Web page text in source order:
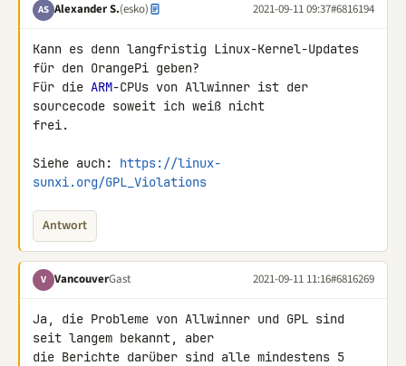
AS Alexander S.(esko) 2021-09-11 09:37#6816194
Kann es denn langfristig Linux-Kernel-Updates
für den OrangePi geben?
Für die ARM-CPUs von Allwinner ist der
sourcecode soweit ich weiß nicht
frei.
Siehe auch: https://linux-
sunxi.org/GPL_Violations
Antwort
V VancouverGast 2021-09-11 11:16#6816269
Ja, die Probleme von Allwinner und GPL sind
seit langem bekannt, aber
die Berichte darüber sind alle mindestens 5